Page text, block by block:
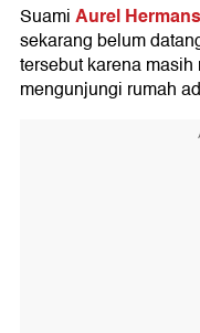
SuamiAurel
sekarang belum
tersebut karena
mengunjungi rumah